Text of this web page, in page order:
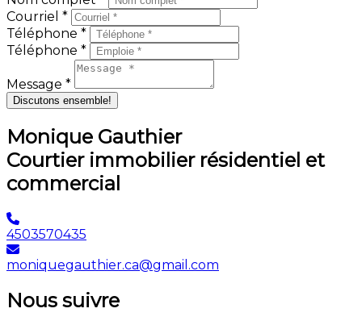
Courriel *
Téléphone *
Téléphone *
Message *
Discutons ensemble!
Monique Gauthier
Courtier immobilier résidentiel et
commercial
4503570435
moniquegauthier.ca@gmail.com
Nous suivre